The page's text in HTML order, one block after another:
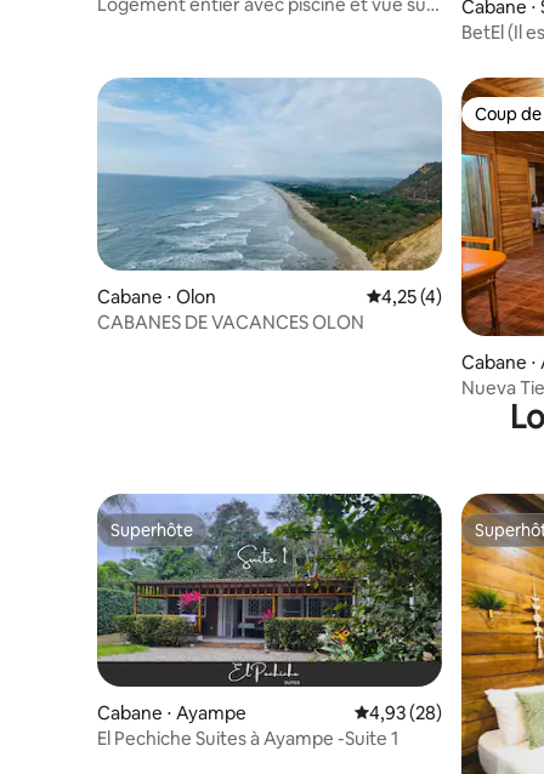
Cabane
BetEl (Il
Cabane ⋅ Olon Évaluation moyenne
4,25 (4)
CABANES DE VACANCES OLON
Coup
Coup
Cabane
Nueva
maison
Superhôte
Superhôte
Cabane ⋅ Ayampe Évaluation moyenne
4,93 (28)
El Pechiche Suites à Ayampe -Suite 1